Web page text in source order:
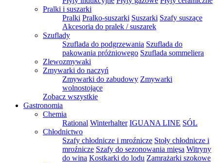
Pralki i suszarki
Pralki Pralko-suszarki Suszarki Szafy suszące
Akcesoria do pralek / suszarek
Szuflady
Szuflada do podgrzewania Szuflada do
pakowania próżniowego Szuflada sommeliera
Zlewozmywaki
Zmywarki do naczyń
Zmywarki do zabudowy Zmywarki
wolnostojące
Zobacz wszystkie
Gastronomia
Chemia
Rational Winterhalter IGUANA LINE SÓL
Chłodnictwo
Szafy chłodnicze i mroźnicze Stoły chłodnicze i
mroźnicze Szafy do sezonowania mięsa Witryny
do wina Kostkarki do lodu Zamrażarki szokowe